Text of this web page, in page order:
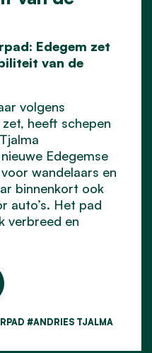
Edegem zet
van de
volgens
heeft schepen
Edegemse
wandelaars en
binnenkort ook
auto’s. Het pad
verbreed en
#ANDRIES TJALMA